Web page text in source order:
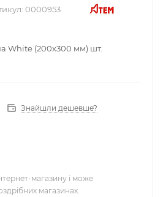
0000953
White (200х300 мм) шт.
Знайшли дешевше?
магазину і може
магазинах.